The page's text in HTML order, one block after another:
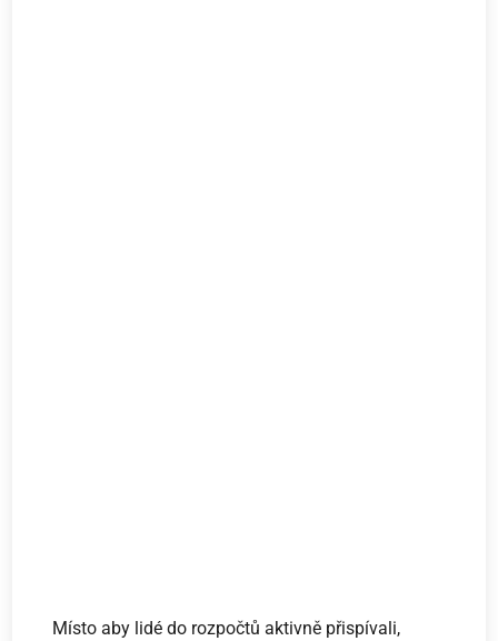
Místo aby lidé do rozpočtů aktivně přispívali,